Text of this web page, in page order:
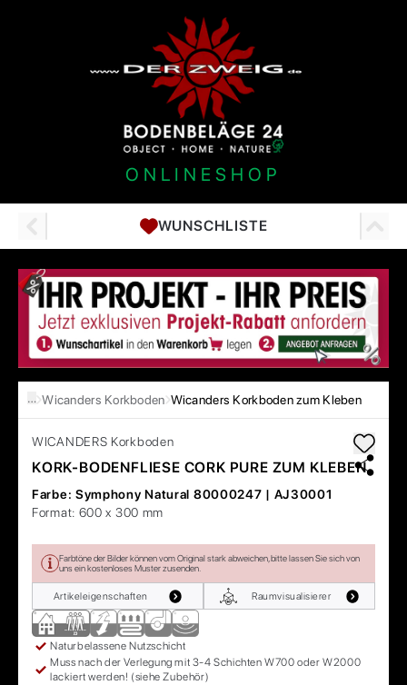
ONLINESHOP
WUNSCHLISTE
… Wicanders Korkboden Wicanders Korkboden zum Kleben
WICANDERS Korkboden
KORK-BODENFLIESE CORK PURE ZUM KLEBEN
Farbe: Symphony Natural 80000247 | AJ30001
Format: 600 x 300 mm
Farbtöne der Bilder können vom Original stark abweichen, bitte lassen Sie sich von
uns ein kostenloses Muster zusenden.
Artikeleigenschaften Raumvisualisierer
Naturbelassene Nutzschicht
Muss nach der Verlegung mit 3-4 Schichten W700 oder W2000
lackiert werden! (siehe Zubehör)